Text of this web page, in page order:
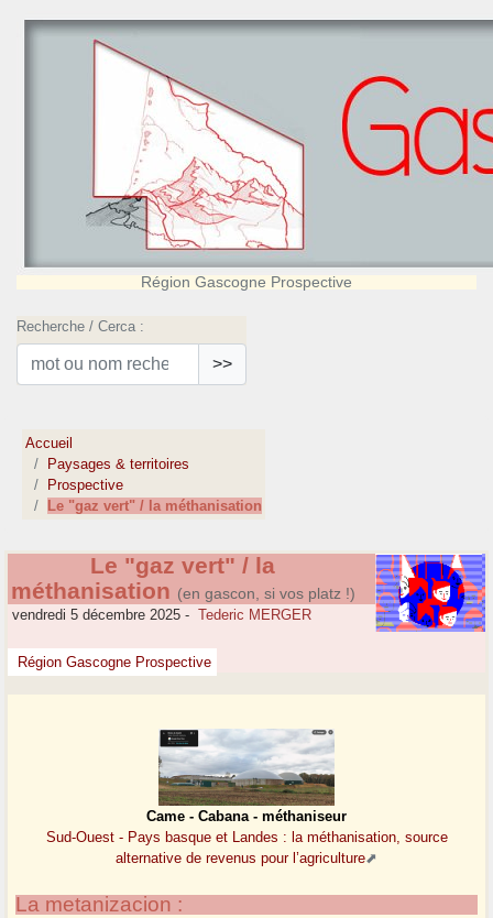
Région Gascogne Prospective
Recherche / Cerca :
>>
Accueil
Paysages & territoires
Prospective
Le "gaz vert" / la méthanisation
Le "gaz vert" / la
méthanisation (en gascon, si vos platz !)
vendredi 5 décembre 2025 - Tederic MERGER
Région Gascogne Prospective
Came - Cabana - méthaniseur
Sud-Ouest - Pays basque et Landes : la méthanisation, source
alternative de revenus pour l’agriculture
La metanizacion :